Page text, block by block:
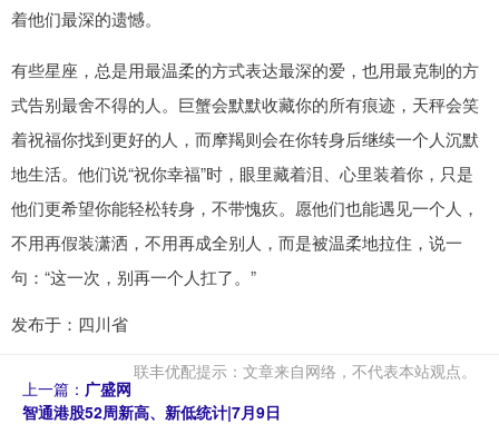
着他们最深的遗憾。
有些星座，总是用最温柔的方式表达最深的爱，也用最克制的方
式告别最舍不得的人。巨蟹会默默收藏你的所有痕迹，天秤会笑
着祝福你找到更好的人，而摩羯则会在你转身后继续一个人沉默
地生活。他们说“祝你幸福”时，眼里藏着泪、心里装着你，只是
他们更希望你能轻松转身，不带愧疚。愿他们也能遇见一个人，
不用再假装潇洒，不用再成全别人，而是被温柔地拉住，说一
句：“这一次，别再一个人扛了。”
发布于：四川省
联丰优配提示：文章来自网络，不代表本站观点。
上一篇： 广盛网
智通港股52周新高、新低统计|7月9日